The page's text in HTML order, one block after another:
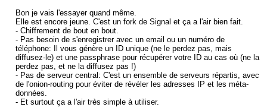
Bon je vais l'essayer quand même.
Elle est encore jeune. C'est un fork de Signal et ça a l'air bien fait.
- Chiffrement de bout en bout.
- Pas besoin de s'enregistrer avec un email ou un numéro de
téléphone: Il vous génère un ID unique (ne le perdez pas, mais
diffusez-le) et une passphrase pour récupérer votre ID au cas où (ne la
perdez pas, et ne la diffusez pas !)
- Pas de serveur central: C'est un ensemble de serveurs répartis, avec
de l'onion-routing pour éviter de révéler les adresses IP et les méta-
données.
- Et surtout ça a l'air très simple à utiliser.